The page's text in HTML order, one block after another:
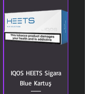
IQOS HEETS Sigara
Blue Kartuş